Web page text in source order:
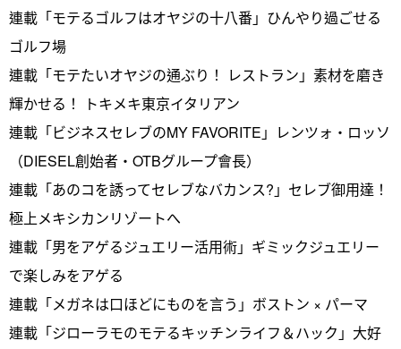
連載「モテるゴルフはオヤジの十八番」ひんやり過ごせる
ゴルフ場
連載「モテたいオヤジの通ぶり！ レストラン」素材を磨き
輝かせる！ トキメキ東京イタリアン
連載「ビジネスセレブのMY FAVORITE」レンツォ・ロッソ
（DIESEL創始者・OTBグループ會長）
連載「あのコを誘ってセレブなバカンス?」セレブ御用達！
極上メキシカンリゾートへ
連載「男をアゲるジュエリー活用術」ギミックジュエリー
で楽しみをアゲる
連載「メガネは口ほどにものを言う」ボストン × パーマ
連載「ジローラモのモテるキッチンライフ＆ハック」大好